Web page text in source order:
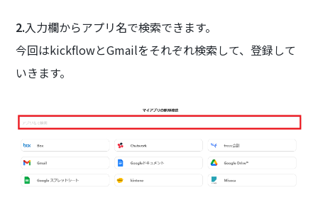
2.入力欄からアプリ名で検索できます。
今回はkickflowとGmailをそれぞれ検索して、登録して
いきます。